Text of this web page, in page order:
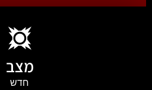
מצב
חדש